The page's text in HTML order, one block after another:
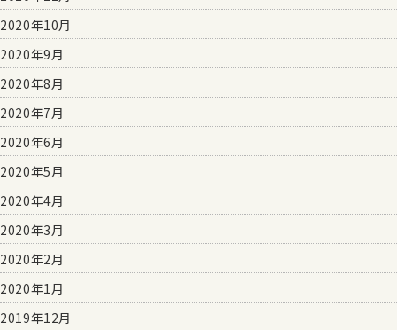
2020年10月
2020年9月
2020年8月
2020年7月
2020年6月
2020年5月
2020年4月
2020年3月
2020年2月
2020年1月
2019年12月